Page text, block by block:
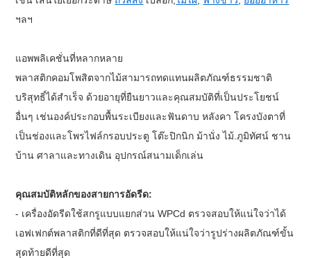
ฯลฯ
แอพพลิเคชั่นที่หลากหลาย
พลาสติกคอมโพสิตจากไม้สามารถทดแทนผลิตภัณฑ์ธรรมชาติ
บริสุทธิ์ได้สำเร็จ ด้วยอายุที่ยืนยาวและคุณสมบัติที่เป็นประโยชน์
อื่นๆ เช่นองค์ประกอบพื้นระเบียงและฟันดาบ หลังคา โครงบังตาที่
เป็นช่องและโพรไฟล์กรอบประตู โต๊ะปิกนิก ม้านั่ง ไม้.ภูมิทัศน์ ชาน
บ้าน ศาลาและทางเดิน อุปกรณ์สนามเด็กเล่น
คุณสมบัติหลักของสายการอัดรีด:
- เครื่องอัดรีดใช้สกรูแบบแยกส่วน WPCd ตรวจสอบให้แน่ใจว่าได้
เอฟเฟกต์พลาสติกที่ดีที่สุด ตรวจสอบให้แน่ใจว่ารูปร่างผลิตภัณฑ์ขั้น
สุดท้ายดีที่สุด